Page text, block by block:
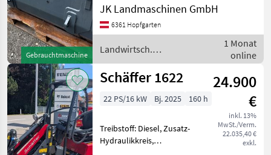
Gebrauchtmaschine
HD160 , Sehr stabile
Euro“ , kann bei jedem
Euroaufna
JK Landmaschinen GmbH
6361 Hopfgarten
Landwirtsch.
Motorfahrzeuge /
Schäffer
1 Monat
online
Schäffer 1622
24.900
€
inkl. 13%
MwSt./Verm.
22.035,40 €
exkl.
22 PS/16 kW Bj. 2025 160 h
Treibstoff: Diesel, Zusatz-
Hydraulikkreis,